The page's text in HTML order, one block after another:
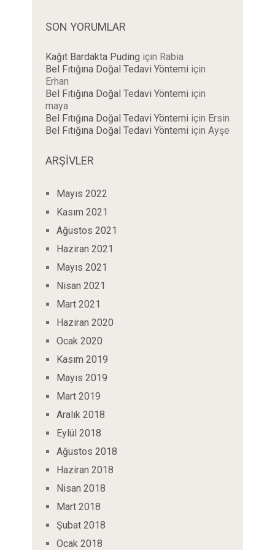
SON YORUMLAR
Kağıt Bardakta Puding için Rabia
Bel Fıtığına Doğal Tedavi Yöntemi için
Erhan
Bel Fıtığına Doğal Tedavi Yöntemi için
maya
Bel Fıtığına Doğal Tedavi Yöntemi için Ersin
Bel Fıtığına Doğal Tedavi Yöntemi için Ayşe
ARŞIVLER
Mayıs 2022
Kasım 2021
Ağustos 2021
Haziran 2021
Mayıs 2021
Nisan 2021
Mart 2021
Haziran 2020
Ocak 2020
Kasım 2019
Mayıs 2019
Mart 2019
Aralık 2018
Eylül 2018
Ağustos 2018
Haziran 2018
Nisan 2018
Mart 2018
Şubat 2018
Ocak 2018